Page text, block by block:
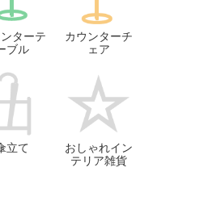
ターテ
ブル
カウンターチ
ェア
立て
おしゃれイン
テリア雑貨